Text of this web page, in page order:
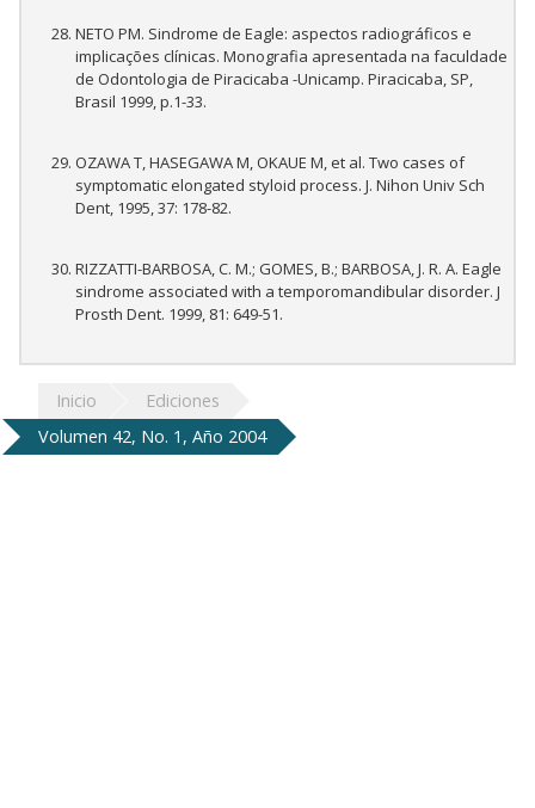
NETO PM. Sindrome de Eagle: aspectos radiográficos e
implicações clínicas. Monografia apresentada na faculdade
de Odontologia de Piracicaba -Unicamp. Piracicaba, SP,
Brasil 1999, p.1-33.
OZAWA T, HASEGAWA M, OKAUE M, et al. Two cases of
symptomatic elongated styloid process. J. Nihon Univ Sch
Dent, 1995, 37: 178-82.
RIZZATTI-BARBOSA, C. M.; GOMES, B.; BARBOSA, J. R. A. Eagle
sindrome associated with a temporomandibular disorder. J
Prosth Dent. 1999, 81: 649-51.
Inicio
Ediciones
Volumen 42, No. 1, Año 2004